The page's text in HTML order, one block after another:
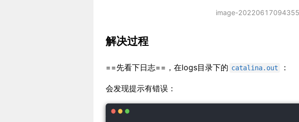
image-
解决过程
==先看下日志==，在logs目录下的 catalina.out ：
会发现提示有错误：